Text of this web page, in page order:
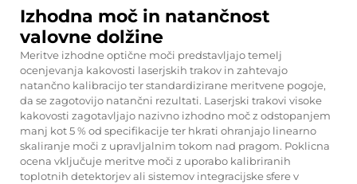
Izhodna moč in natančnost
valovne dolžine
Meritve izhodne optične moči predstavljajo temelj
ocenjevanja kakovosti laserjskih trakov in zahtevajo
natančno kalibracijo ter standardizirane meritvene pogoje,
da se zagotovijo natančni rezultati. Laserjski trakovi visoke
kakovosti zagotavljajo nazivno izhodno moč z odstopanjem
manj kot 5 % od specifikacije ter hkrati ohranjajo linearno
skaliranje moči z upravljalnim tokom nad pragom. Poklicna
ocena vključuje meritve moči z uporabo kalibriranih
toplotnih detektorjev ali sistemov integracijske sfere v